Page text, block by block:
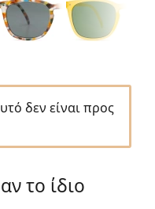
δεν είναι προς
το ίδιο